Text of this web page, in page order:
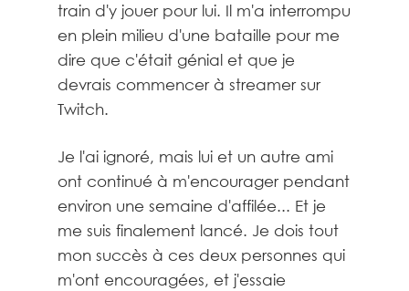
train d'y jouer pour lui. Il m'a interrompu
en plein milieu d'une bataille pour me
dire que c'était génial et que je
devrais commencer à streamer sur
Twitch.
Je l'ai ignoré, mais lui et un autre ami
ont continué à m'encourager pendant
environ une semaine d'affilée... Et je
me suis finalement lancé. Je dois tout
mon succès à ces deux personnes qui
m'ont encouragées, et j'essaie